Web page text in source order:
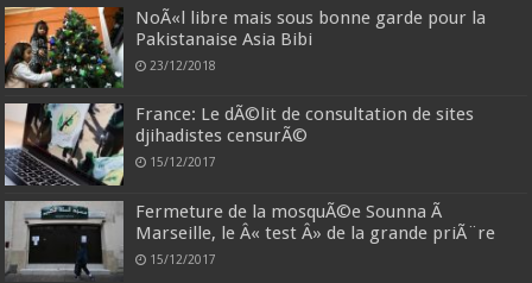
NoÃ«l libre mais sous bonne garde pour la
Pakistanaise Asia Bibi
23/12/2018
France: Le dÃ©lit de consultation de sites
djihadistes censurÃ©
15/12/2017
Fermeture de la mosquÃ©e Sounna Ã
Marseille, le Â« test Â» de la grande priÃ¨re
15/12/2017